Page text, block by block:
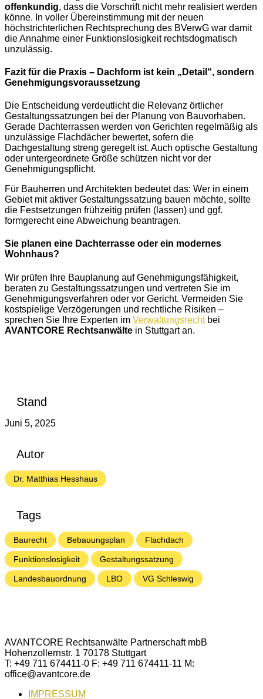
offenkundig, dass die Vorschrift nicht mehr realisiert werden
könne. In voller Übereinstimmung mit der neuen
höchstrichterlichen Rechtsprechung des BVerwG war damit
die Annahme einer Funktionslosigkeit rechtsdogmatisch
unzulässig.
Fazit für die Praxis – Dachform ist kein „Detail“, sondern
Genehmigungsvoraussetzung
Die Entscheidung verdeutlicht die Relevanz örtlicher
Gestaltungssatzungen bei der Planung von Bauvorhaben.
Gerade Dachterrassen werden von Gerichten regelmäßig als
unzulässige Flachdächer bewertet, sofern die
Dachgestaltung streng geregelt ist. Auch optische Gestaltung
oder untergeordnete Größe schützen nicht vor der
Genehmigungspflicht.
Für Bauherren und Architekten bedeutet das: Wer in einem
Gebiet mit aktiver Gestaltungssatzung bauen möchte, sollte
die Festsetzungen frühzeitig prüfen (lassen) und ggf.
formgerecht eine Abweichung beantragen.
Sie planen eine Dachterrasse oder ein modernes
Wohnhaus?
Wir prüfen Ihre Bauplanung auf Genehmigungsfähigkeit,
beraten zu Gestaltungssatzungen und vertreten Sie im
Genehmigungsverfahren oder vor Gericht. Vermeiden Sie
kostspielige Verzögerungen und rechtliche Risiken –
sprechen Sie Ihre Experten im Verwaltungsrechtbei
AVANTCORE Rechtsanwälte in Stuttgart an.
Stand
Juni 5, 2025
Autor
Dr. Matthias Hesshaus
Tags
Baurecht Bebauungsplan Flachdach
Funktionslosigkeit Gestaltungssatzung
Landesbauordnung LBO VG Schleswig
AVANTCORE Rechtsanwälte Partnerschaft mbB
Hohenzollernstr. 1 70178 Stuttgart
T: +49 711 674411-0 F: +49 711 674411-11 M:
office@avantcore.de
IMPRESSUM